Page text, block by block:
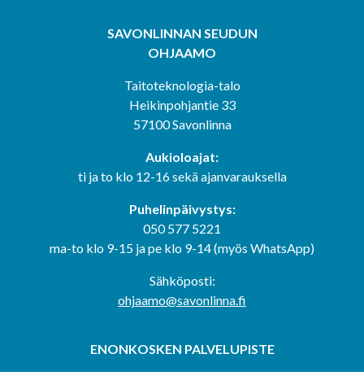
SAVONLINNAN SEUDUN
OHJAAMO
Taitoteknologia-talo
Heikinpohjantie 33
57100 Savonlinna
Aukioloajat:
ti ja to klo 12-16 sekä ajanvarauksella
Puhelinpäivystys:
050 577 5221
ma-to klo 9-15 ja pe klo 9-14 (myös WhatsApp)
Sähköposti:
ohjaamo@savonlinna.fi
ENONKOSKEN PALVELUPISTE